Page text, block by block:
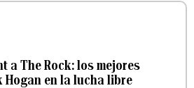
a The Rock: los mejores
Hogan en la lucha libre